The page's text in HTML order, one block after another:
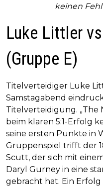
keinen
Luke Littler
(Gruppe E)
Titelverteidiger Luke
Samstagabend
Titelverteidigung. „The
beim klaren 5:1-Erfolg
seine ersten Punkte in
Gruppenspiel trifft der
Scutt, der sich mit
Daryl Gurney in eine
gebracht hat. Ein